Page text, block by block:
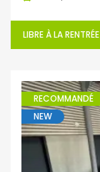
LIBRE À LA RENTRÉE
RECOMMANDÉ
NEW